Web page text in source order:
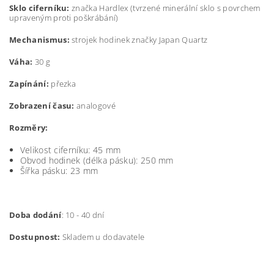
Sklo ciferníku: značka Hardlex (tvrzené minerální sklo s povrchem
upraveným proti poškrábání)
Mechanismus: strojek hodinek značky Japan Quartz
Váha: 30 g
Zapínání: přezka
Zobrazení času: analogové
Rozměry:
Velikost ciferníku: 45 mm
Obvod hodinek (délka pásku): 250 mm
Šířka pásku: 23 mm
Doba dodání: 10 - 40 dní
Dostupnost: Skladem u dodavatele